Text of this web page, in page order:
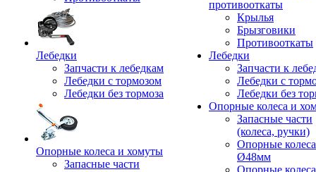
Лебедки
Запчасти к лебедкам
Лебедки с тормозом
Лебедки без тормоза
Опорные колеса и хомуты
Запасные части
противооткаты
Крылья
Брызговики
Противооткаты
Лебедки
Запчасти к
Лебедки с
Лебедки без
Опорные колеса и
Запасные части
(колеса, ручки)
Опорные колеса
Ø48мм
Опорные колеса